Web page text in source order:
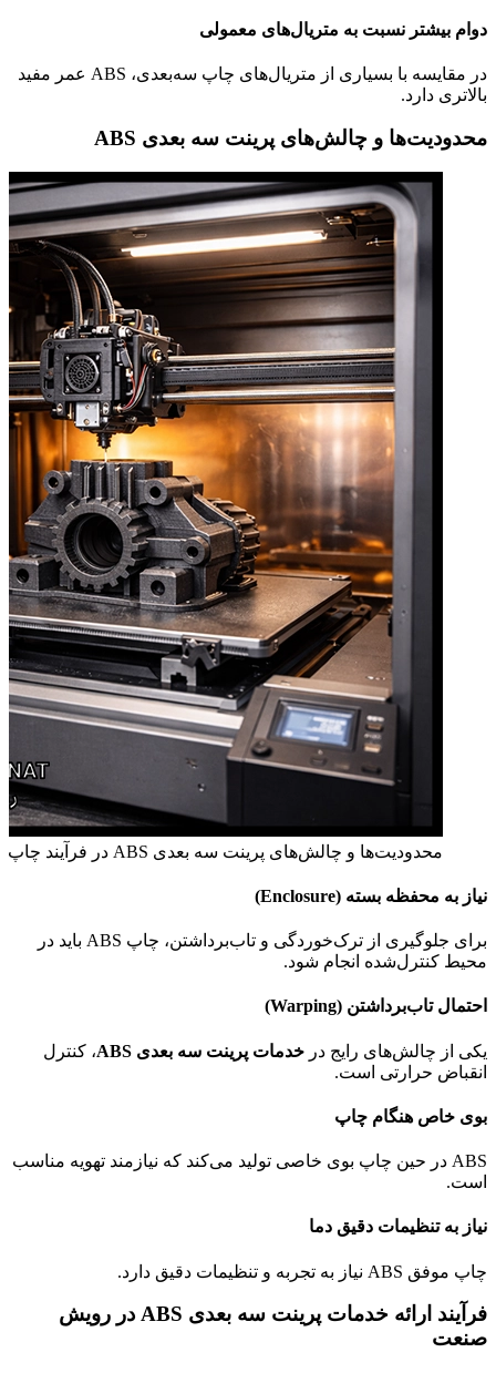
دوام بیشتر نسبت به متریال‌های معمولی
در مقایسه با بسیاری از متریال‌های چاپ سه‌بعدی، ABS عمر مفید
بالاتری دارد.
محدودیت‌ها و چالش‌های پرینت سه بعدی ABS
محدودیت‌ها و چالش‌های پرینت سه بعدی ABS در فرآیند چاپ صنعتی
نیاز به محفظه بسته (Enclosure)
برای جلوگیری از ترک‌خوردگی و تاب‌برداشتن، چاپ ABS باید در
محیط کنترل‌شده انجام شود.
احتمال تاب‌برداشتن (Warping)
یکی از چالش‌های رایج در خدمات پرینت سه بعدی ABS
، کنترل
انقباض حرارتی است.
بوی خاص هنگام چاپ
ABS در حین چاپ بوی خاصی تولید می‌کند که نیازمند تهویه مناسب
است.
نیاز به تنظیمات دقیق دما
چاپ موفق ABS نیاز به تجربه و تنظیمات دقیق دارد.
فرآیند ارائه خدمات پرینت سه بعدی ABS در رویش
صنعت